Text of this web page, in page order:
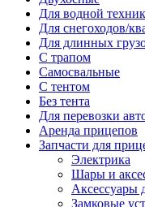
Для водной
Для снегоходов/
Для длинных
С трапом
Самосвальные
С тентом
Без тента
Для перевозки
Аренда прицепов
Запчасти для
Электрика
Шары и
Аксессуары
Замковые